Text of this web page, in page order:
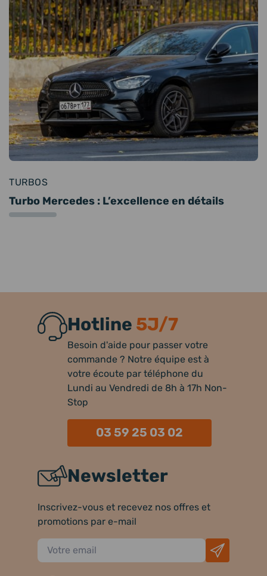
TURBOS
Turbo Mercedes : L’excellence en détails
Hotline 5J/7
Besoin d'aide pour passer votre
commande ? Notre équipe est à
votre écoute par téléphone du
Lundi au Vendredi de 8h à 17h Non-
Stop
03 59 25 03 02
Newsletter
Inscrivez-vous et recevez nos offres et
promotions par e-mail